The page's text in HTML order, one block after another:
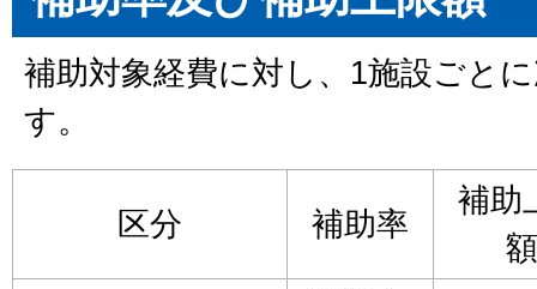
補助対象経費に対し、1施設ごと
す。
区分 補助率
補助
額